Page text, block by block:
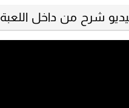
شرح من داخل اللعبة